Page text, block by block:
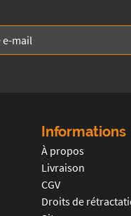
Informations
À propos
Livraison
CGV
Droits de